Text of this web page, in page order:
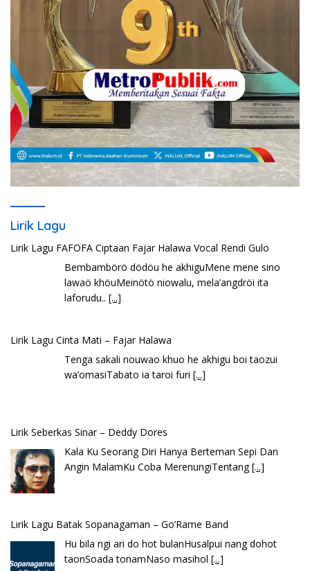
Lirik Lagu
Lirik Lagu FAFOFA Ciptaan Fajar Halawa Vocal Rendi Gulo
Bembambörö dödöu he akhiguMene mene sino
lawaö khöuMeinötö niowalu, mela’angdröi ita
laforudu.. [...]
Lirik Lagu Cinta Mati – Fajar Halawa
Tenga sakali nouwao khuo he akhigu boi taozui
wa’omasiTabato ia taroi furi [...]
Lirik Seberkas Sinar – Deddy Dores
Kala Ku Seorang Diri Hanya Berteman Sepi Dan
Angin MalamKu Coba MerenungiTentang[...]
Lirik Lagu Batak Sopanagaman – Go’Rame Band
Hu bila ngi ari do hot bulanHusalpui nang dohot
taonSoada tonamNaso masihol [...]